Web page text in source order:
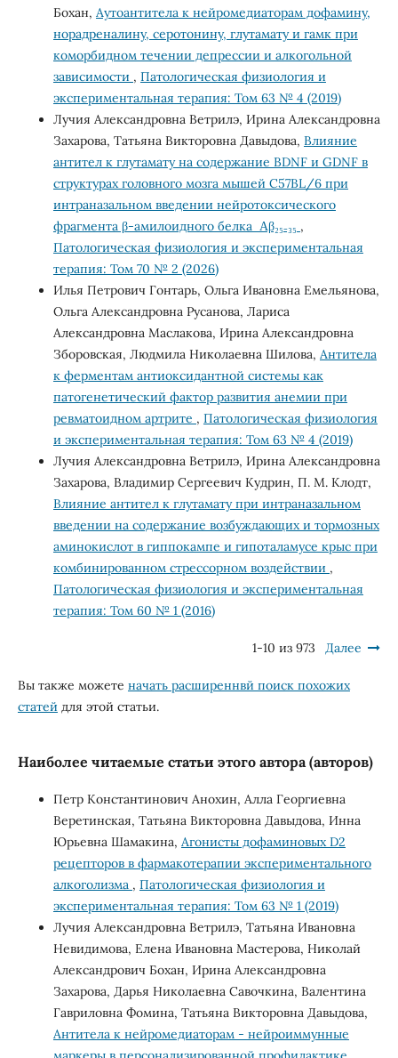
Бохан, Аутоантитела к нейромедиаторам дофамину,
норадреналину, серотонину, глутамату и гамк при
коморбидном течении депрессии и алкогольной
зависимости , Патологическая физиология и
экспериментальная терапия: Том 63 № 4 (2019)
Лучия Александровна Ветрилэ, Ирина Александровна
Захарова, Татьяна Викторовна Давыдова, Влияние
антител к глутамату на содержание BDNF и GDNF в
структурах головного мозга мышей C57BL/6 при
интраназальном введении нейротоксического
фрагмента β-амилоидного белка Αβ₂₅₋₃₅ ,
Патологическая физиология и экспериментальная
терапия: Том 70 № 2 (2026)
Илья Петрович Гонтарь, Ольга Ивановна Емельянова,
Ольга Александровна Русанова, Лариса
Александровна Маслакова, Ирина Александровна
Зборовская, Людмила Николаевна Шилова, Антитела
к ферментам антиоксидантной системы как
патогенетический фактор развития анемии при
ревматоидном артрите , Патологическая физиология
и экспериментальная терапия: Том 63 № 4 (2019)
Лучия Александровна Ветрилэ, Ирина Александровна
Захарова, Владимир Сергеевич Кудрин, П. М. Клодт,
Влияние антител к глутамату при интраназальном
введении на содержание возбуждающих и тормозных
аминокислот в гиппокампе и гипоталамусе крыс при
комбинированном стрессорном воздействии ,
Патологическая физиология и экспериментальная
терапия: Том 60 № 1 (2016)
1-10 из 973 Далее
Вы также можете начать расширеннвй поиск похожих
статей для этой статьи.
Наиболее читаемые статьи этого автора (авторов)
Петр Константинович Анохин, Алла Георгиевна
Веретинская, Татьяна Викторовна Давыдова, Инна
Юрьевна Шамакина, Агонисты дофаминовых D2
рецепторов в фармакотерапии экспериментального
алкоголизма , Патологическая физиология и
экспериментальная терапия: Том 63 № 1 (2019)
Лучия Александровна Ветрилэ, Татьяна Ивановна
Невидимова, Елена Ивановна Мастерова, Николай
Александрович Бохан, Ирина Александровна
Захарова, Дарья Николаевна Савочкина, Валентина
Гавриловна Фомина, Татьяна Викторовна Давыдова,
Антитела к нейромедиаторам - нейроиммунные